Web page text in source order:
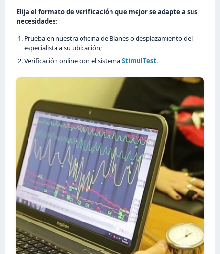
Elija el formato de verificación que mejor se adapte a sus
necesidades:
Prueba en nuestra oficina de Blanes o desplazamiento del
especialista a su ubicación;
Verificación online con el sistemaStimulTest.